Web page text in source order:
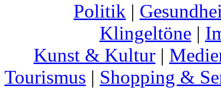
Politik |
Klingeltöne |
Kunst & Kultur |
Tourismus | Shopping &